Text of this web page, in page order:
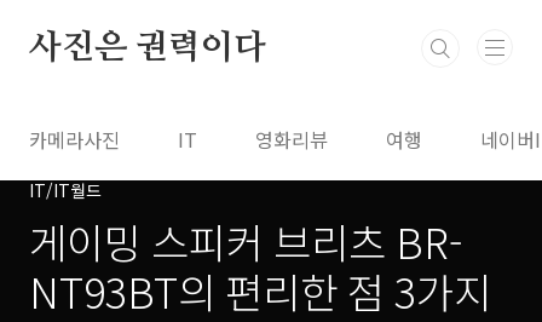
사진은 권력이다
카메라사진 IT 영화리뷰 여행 네이
IT/IT월드
게이밍 스피커 브리츠 BR-
NT93BT의 편리한 점 3가지